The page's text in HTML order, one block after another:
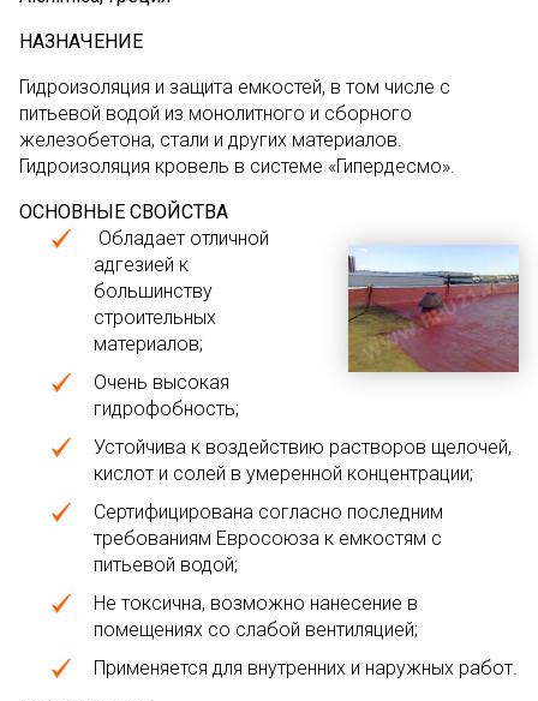
НАЗНАЧЕНИЕ
Гидроизоляция и защита емкостей, в том числе с
питьевой водой из монолитного и сборного
железобетона, стали и других материалов.
Гидроизоляция кровель в системе «Гипердесмо».
ОСНОВНЫЕ СВОЙСТВА
Обладает отличной
адгезией к
большинству
строительных
материалов;
Очень высокая
гидрофобность;
Устойчива к воздействию растворов щелочей,
кислот и солей в умеренной концентрации;
Сертифицирована согласно последним
требованиям Евросоюза к емкостям с
питьевой водой;
Не токсична, возможно нанесение в
помещениях со слабой вентиляцией;
Применяется для внутренних и наружных работ.